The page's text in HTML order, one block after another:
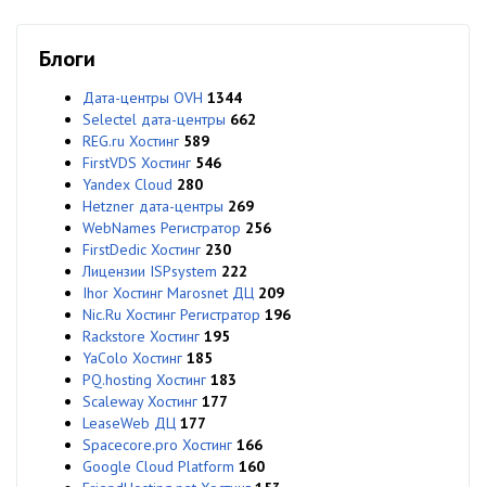
Блоги
Дата-центры OVH 1344
Selectel дата-центры 662
REG.ru Хостинг 589
FirstVDS Хостинг 546
Yandex Cloud 280
Hetzner дата-центры 269
WebNames Регистратор 256
FirstDedic Хостинг 230
Лицензии ISPsystem 222
Ihor Хостинг Marosnet ДЦ 209
Nic.Ru Хостинг Регистратор 196
Rackstore Хостинг 195
YaColo Хостинг 185
PQ.hosting Хостинг 183
Scaleway Хостинг 177
LeaseWeb ДЦ 177
Spacecore.pro Хостинг 166
Google Cloud Platform 160